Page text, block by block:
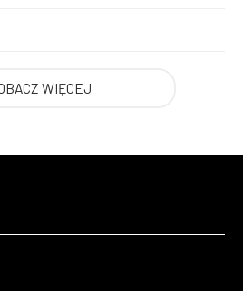
WIĘCEJ